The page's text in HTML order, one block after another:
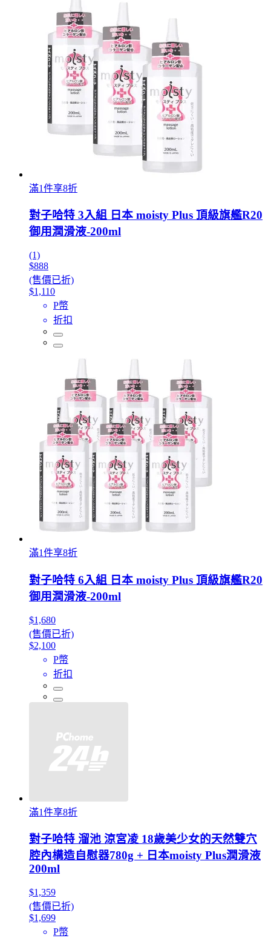
滿1件享8折
對子哈特 3入組 日本 moisty Plus 頂級旗艦R20
御用潤滑液-200ml
(1)
$888
(售價已折)
$1,110
P幣
折扣
滿1件享8折
對子哈特 6入組 日本 moisty Plus 頂級旗艦R20
御用潤滑液-200ml
$1,680
(售價已折)
$2,100
P幣
折扣
滿1件享8折
對子哈特 溜池 涼宮凌 18歲美少女的天然雙穴
腔內構造自慰器780g + 日本moisty Plus潤滑液
200ml
$1,359
(售價已折)
$1,699
P幣